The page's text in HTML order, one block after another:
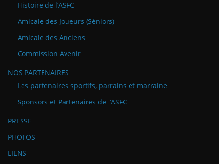
Histoire de l’ASFC
Amicale des Joueurs (Séniors)
Amicale des Anciens
Commission Avenir
NOS PARTENAIRES
Les partenaires sportifs, parrains et marraine
Sponsors et Partenaires de l’ASFC
PRESSE
PHOTOS
LIENS